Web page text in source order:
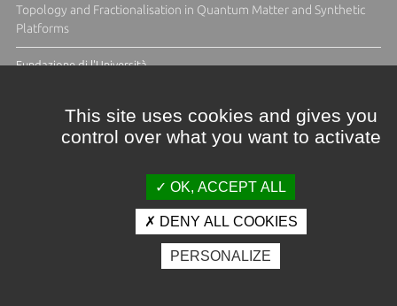
Topology and Fractionalisation in Quantum Matter and Synthetic
Platforms
Fundazione di l'Università
Crédits et mentions légales
Espace presse
Photothèque
This site uses cookies and gives you
control over what you want to activate
OK, ACCEPT ALL
DENY ALL COOKIES
PERSONALIZE